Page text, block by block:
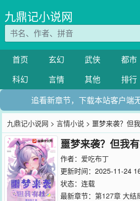
九鼎记小说网
首页 玄幻 武侠 都市
科幻
言情 其他 排行
追看新章节，下载本站客户端
九鼎记小说网 >言情小说 > 噩梦来袭？但
噩梦来袭？但我
作者： 爱吃布丁
更新时间：2025-11-24
状态：连载
最新章节： 第127章 大结